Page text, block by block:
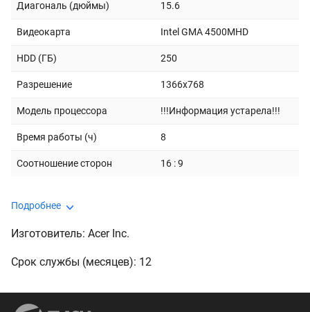
Диагональ (дюймы) 15.6
Видеокарта Intel GMA 4500MHD
HDD (ГБ) 250
Разрешение 1366x768
Модель процессора !!!Информация устарела!!!
Время работы (ч) 8
Соотношение сторон 16 : 9
Подробнее
Изготовитель: Acer Inc.
Срок службы (месяцев): 12